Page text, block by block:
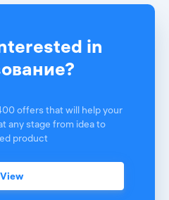
in
offers that will help your
any stage from idea to
product
View